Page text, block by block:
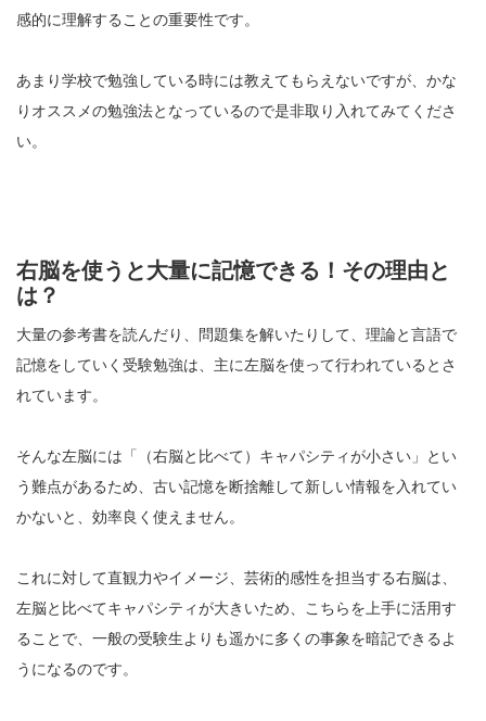
感的に理解することの重要性です。
あまり学校で勉強している時には教えてもらえないですが、かな
りオススメの勉強法となっているので是非取り入れてみてくださ
い。
右脳を使うと大量に記憶できる！その理由と
は？
大量の参考書を読んだり、問題集を解いたりして、理論と言語で
記憶をしていく受験勉強は、主に左脳を使って行われているとさ
れています。
そんな左脳には「（右脳と比べて）キャパシティが小さい」とい
う難点があるため、古い記憶を断捨離して新しい情報を入れてい
かないと、効率良く使えません。
これに対して直観力やイメージ、芸術的感性を担当する右脳は、
左脳と比べてキャパシティが大きいため、こちらを上手に活用す
ることで、一般の受験生よりも遥かに多くの事象を暗記できるよ
うになるのです。